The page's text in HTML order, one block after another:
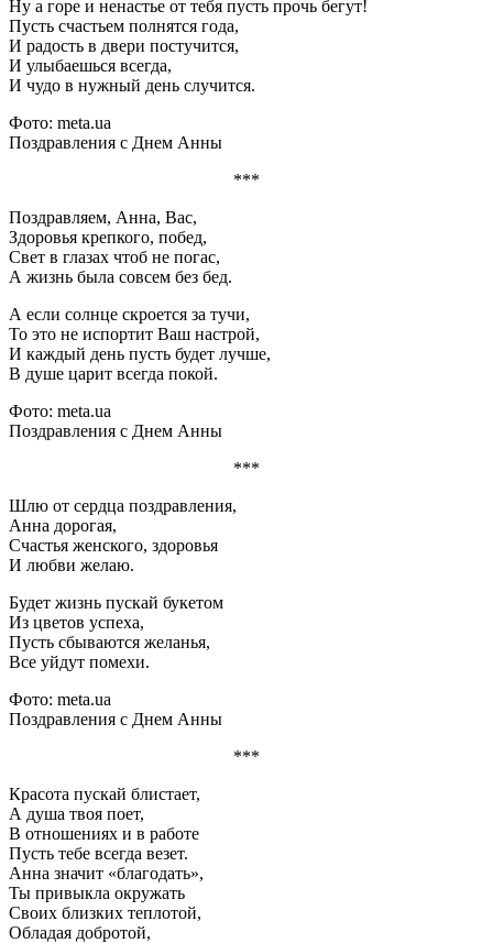
Ну а горе и ненастье от тебя пусть прочь бегут!
Пусть счастьем полнятся года,
И радость в двери постучится,
И улыбаешься всегда,
И чудо в нужный день случится.
Фото: meta.ua
Поздравления с Днем Анны
***
Поздравляем, Анна, Вас,
Здоровья крепкого, побед,
Свет в глазах чтоб не погас,
А жизнь была совсем без бед.
А если солнце скроется за тучи,
То это не испортит Ваш настрой,
И каждый день пусть будет лучше,
В душе царит всегда покой.
Фото: meta.ua
Поздравления с Днем Анны
***
Шлю от сердца поздравления,
Анна дорогая,
Счастья женского, здоровья
И любви желаю.
Будет жизнь пускай букетом
Из цветов успеха,
Пусть сбываются желанья,
Все уйдут помехи.
Фото: meta.ua
Поздравления с Днем Анны
***
Красота пускай блистает,
А душа твоя поет,
В отношениях и в работе
Пусть тебе всегда везет.
Анна значит «благодать»,
Ты привыкла окружать
Своих близких теплотой,
Обладая добротой,